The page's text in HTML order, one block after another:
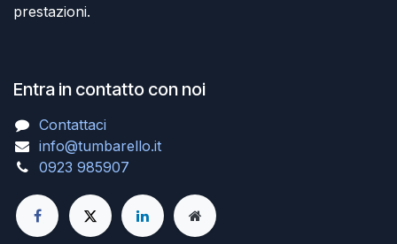
prestazioni.
Entra in contatto con noi
Contattaci
info@tumbarello.it
0923 985907